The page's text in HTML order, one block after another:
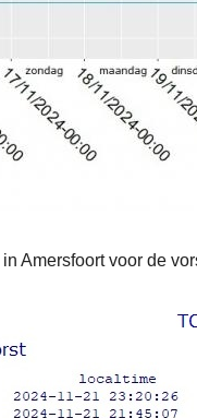
Amersfoort voor de